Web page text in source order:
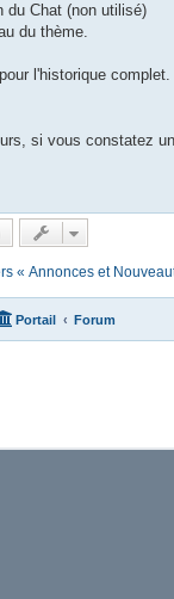
du Chat (non utilisé)
du thème.
pour l'historique complet.
si vous constatez
« Annonces et
Portail Forum